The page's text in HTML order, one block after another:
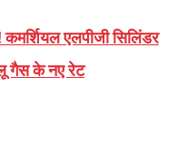
एलपीजी सिलिंडर
गैस के नए रेट